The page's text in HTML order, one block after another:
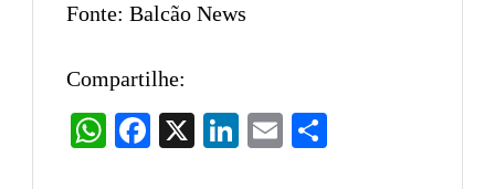
Fonte: Balcão News
Compartilhe:
WhatsAppFacebook LinkedIn
Email